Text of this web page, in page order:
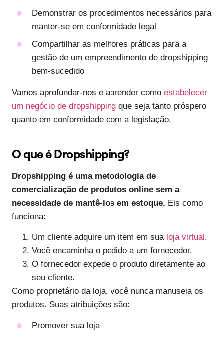
Demonstrar os procedimentos necessários para
manter-se em conformidade legal
Compartilhar as melhores práticas para a
gestão de um empreendimento de dropshipping
bem-sucedido
Vamos aprofundar-nos e aprender como estabelecer
um negócio de dropshipping que seja tanto próspero
quanto em conformidade com a legislação.
O que é Dropshipping?
Dropshipping é uma metodologia de
comercialização de produtos online sem a
necessidade de mantê-los em estoque. Eis como
funciona:
Um cliente adquire um item em sua loja virtual .
Você encaminha o pedido a um fornecedor.
O fornecedor expede o produto diretamente ao
seu cliente.
Como proprietário da loja, você nunca manuseia os
produtos. Suas atribuições são:
Promover sua loja